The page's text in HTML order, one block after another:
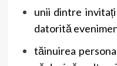
unii dintre
datorită
tăinuirea